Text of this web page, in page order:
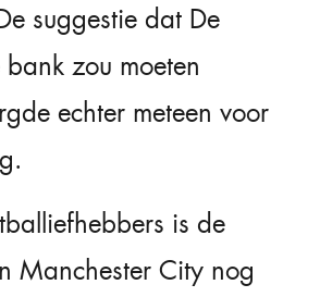
suggestie dat De
zou moeten
echter meteen voor
is de
Manchester City nog